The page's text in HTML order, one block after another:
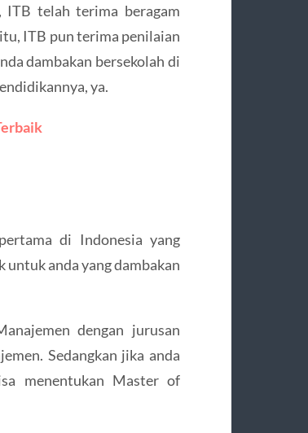
ITB telah terima beragam
ITB pun terima penilaian
dambakan bersekolah di
ya.
di Indonesia yang
untuk anda yang dambakan
dengan jurusan
Sedangkan jika anda
menentukan Master of